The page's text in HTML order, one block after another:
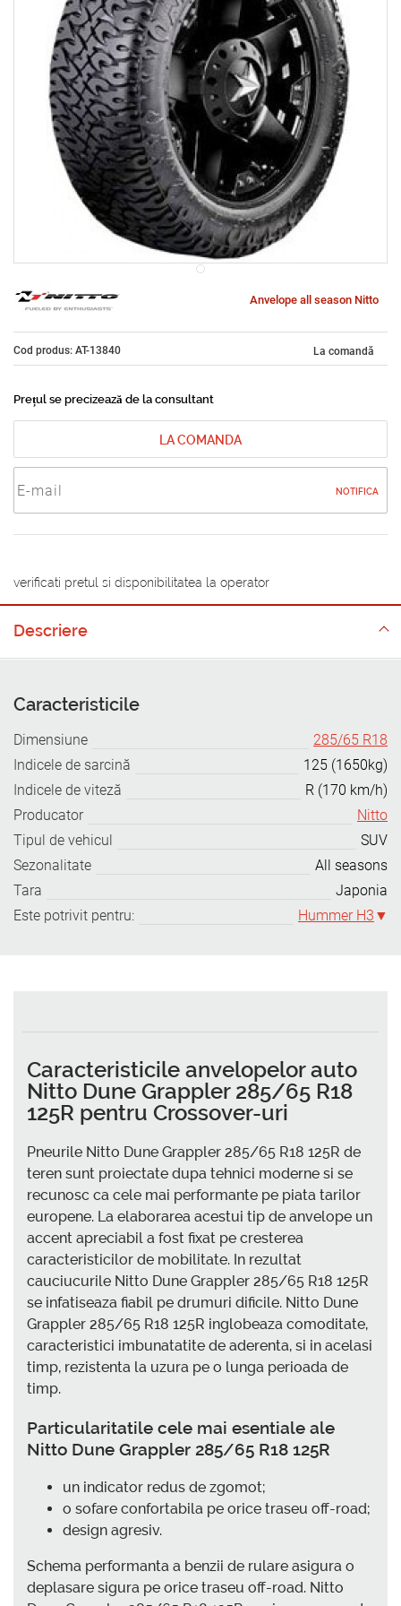
Anvelope all season Nitto
Cod produs: AT-13840 La comandă
Prețul se precizează de la consultant
LA COMANDA
NOTIFICA
verificati pretul si disponibilitatea la operator
Descriere
Caracteristicile
Dimensiune
285/65 R18
Indicele de sarcină
125 (1650kg)
Indicele de viteză
R (170 km/h)
Producator
Nitto
Tipul de vehicul
SUV
Sezonalitate
All seasons
Tara
Japonia
Este potrivit pentru:
Hummer H3
Caracteristicile anvelopelor auto
Nitto Dune Grappler 285/65 R18
125R pentru Crossover-uri
Pneurile Nitto Dune Grappler 285/65 R18 125R de
teren sunt proiectate dupa tehnici moderne si se
recunosc ca cele mai performante pe piata tarilor
europene. La elaborarea acestui tip de anvelope un
accent apreciabil a fost fixat pe cresterea
caracteristicilor de mobilitate. In rezultat
cauciucurile Nitto Dune Grappler 285/65 R18 125R
se infatiseaza fiabil pe drumuri dificile. Nitto Dune
Grappler 285/65 R18 125R inglobeaza comoditate,
caracteristici imbunatatite de aderenta, si in acelasi
timp, rezistenta la uzura pe o lunga perioada de
timp.
Particularitatile cele mai esentiale ale
Nitto Dune Grappler 285/65 R18 125R
un indicator redus de zgomot;
o sofare confortabila pe orice traseu off-road;
design agresiv.
Schema performanta a benzii de rulare asigura o
deplasare sigura pe orice traseu off-road. Nitto